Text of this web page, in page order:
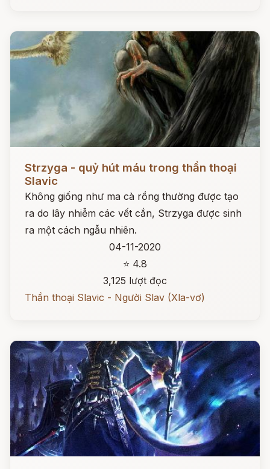
Strzyga - quỷ hút máu trong thần thoại
Slavic
Không giống như ma cà rồng thường được tạo
ra do lây nhiễm các vết cắn, Strzyga được sinh
ra một cách ngẫu nhiên.
04-11-2020
⭐ 4.8
3,125 lượt đọc
Thần thoại Slavic - Người Slav (Xla-vơ)